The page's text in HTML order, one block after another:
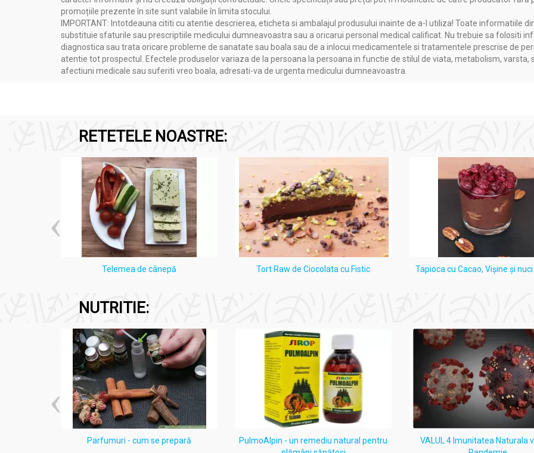
promoțiile prezente în site sunt valabile în limita stocului.
IMPORTANT: Intotdeauna cititi cu atentie descrierea, eticheta si ambalajul produsului inainte de a-l utiliza! Toate informatiile
substituie sfaturile sau prescriptiile medicului dumneavoastra sau a oricarui personal medical calificat. Nu trebuie sa folositi
diagnostica sau trata oricare probleme de sanatate sau boala sau de a inlocui medicamentele si tratamentele prescrise de
atentie tot prospectul. Efectele produselor variaza de la persoana la persoana in functie de stilul de viata, metabolism,
afectiuni medicale sau suferiti vreo boala, adresati-va de urgenta medicului dumneavoastra.
RETETELE NOASTRE:
Telemea de cânepă Tort Raw de Ciocolata cu Fistic Tapioca cu Cacao, Vişine şi
NUTRITIE:
Parfumuri - cum se prepară
PulmoAlpin - un remediu natural pentru
VALUL 4 Imunitatea Naturala